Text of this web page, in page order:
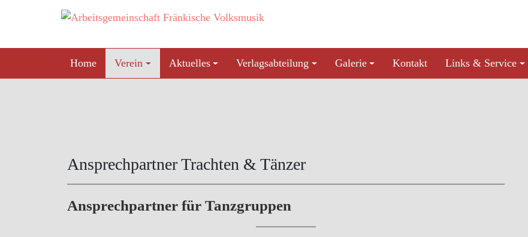
Home
Verein Aktuelles Verlagsabteilung Galerie Kontakt Links & Service
Ansprechpartner Trachten & Tänzer
Ansprechpartner für Tanzgruppen